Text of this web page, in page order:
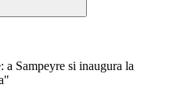
a Sampeyre si inaugura la